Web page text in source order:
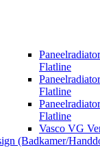
Flatline
Flatline
Flatline
Vasco VG
(Badkamer/